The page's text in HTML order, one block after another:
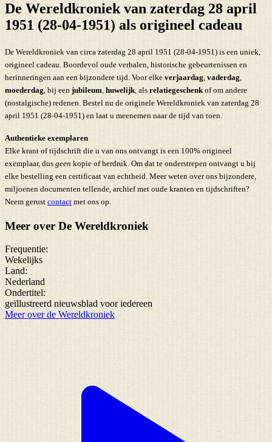
De Wereldkroniek van zaterdag 28 april
1951 (28-04-1951) als origineel cadeau
De Wereldkroniek van circa zaterdag 28 april 1951 (28-04-1951) is een uniek,
origineel cadeau. Boordevol oude verhalen, historische gebeurtenissen en
herinneringen aan een bijzondere tijd. Voor elke verjaardag vaderdag
moederdag , bij een jubileum huwelijk , als relatiegeschenk of om andere
(nostalgische) redenen. Bestel nu de originele Wereldkroniek van zaterdag 28
april 1951 (28-04-1951) en laat u meenemen naar de tijd van toen.
Authentieke exemplaren
Elke krant of tijdschrift die u van ons ontvangt is een 100% origineel
exemplaar, dus geen kopie of herdruk. Om dat te onderstrepen ontvangt u bij
elke bestelling een certificaat van echtheid. Meer weten over ons bijzondere,
miljoenen documenten tellende, archief met oude kranten en tijdschriften?
Neem gerust contact met ons op.
Meer over De Wereldkroniek
Frequentie:
Wekelijks
Land:
Nederland
Ondertitel:
geïllustreerd nieuwsblad voor iedereen
Meer over de Wereldkroniek